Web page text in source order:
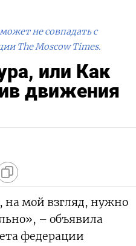
не совпадать с
The Moscow Times.
или Как
движения
мой взгляд, нужно
– объявила
федерации